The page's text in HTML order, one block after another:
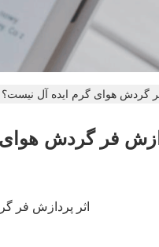
گردش هوای گرم ایده آل نیست؟
فر گردش
اثر پردازش فر